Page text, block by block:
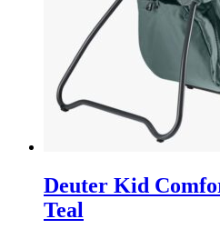
Deuter Kid
Teal